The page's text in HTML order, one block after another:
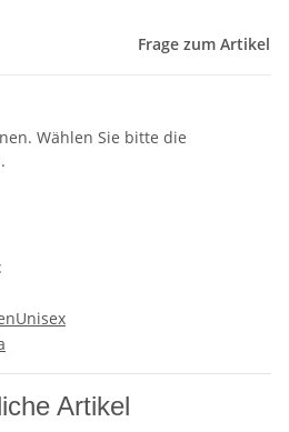
Frage zum Artikel
Wählen Sie bitte die
Unisex
Artikel